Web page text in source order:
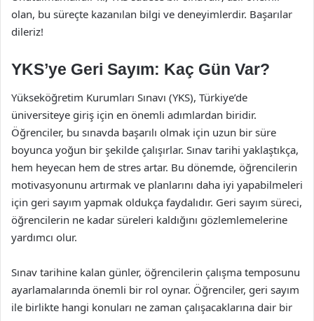
olan, bu süreçte kazanılan bilgi ve deneyimlerdir. Başarılar
dileriz!
YKS’ye Geri Sayım: Kaç Gün Var?
Yükseköğretim Kurumları Sınavı (YKS), Türkiye’de
üniversiteye giriş için en önemli adımlardan biridir.
Öğrenciler, bu sınavda başarılı olmak için uzun bir süre
boyunca yoğun bir şekilde çalışırlar. Sınav tarihi yaklaştıkça,
hem heyecan hem de stres artar. Bu dönemde, öğrencilerin
motivasyonunu artırmak ve planlarını daha iyi yapabilmeleri
için geri sayım yapmak oldukça faydalıdır. Geri sayım süreci,
öğrencilerin ne kadar süreleri kaldığını gözlemlemelerine
yardımcı olur.
Sınav tarihine kalan günler, öğrencilerin çalışma temposunu
ayarlamalarında önemli bir rol oynar. Öğrenciler, geri sayım
ile birlikte hangi konuları ne zaman çalışacaklarına dair bir